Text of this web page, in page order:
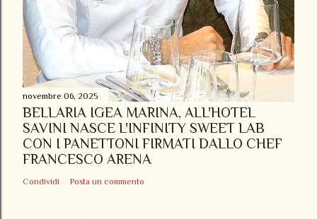
novembre 06, 2025
BELLARIA IGEA MARINA, ALL'HOTEL
SAVINI NASCE L'INFINITY SWEET LAB
CON I PANETTONI FIRMATI DALLO CHEF
FRANCESCO ARENA
Condividi Posta un commento